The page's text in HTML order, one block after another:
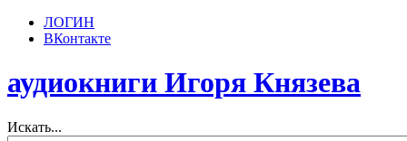
ЛОГИН
ВКонтакте
аудиокниги Игоря Князева
Искать...